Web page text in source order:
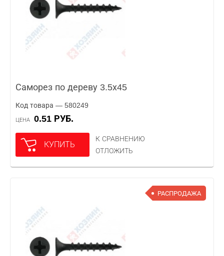
Саморез по дереву 3.5х45
Код товара — 580249
ЦЕНА 0.51 РУБ.
КУПИТЬ
К СРАВНЕНИЮ
ОТЛОЖИТЬ
РАСПРОДАЖА